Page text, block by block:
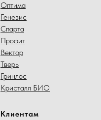
Оптима
Генезис
Спарта
Профит
Вектор
Тверь
Гринлос
Кристалл БИО
Клиентам